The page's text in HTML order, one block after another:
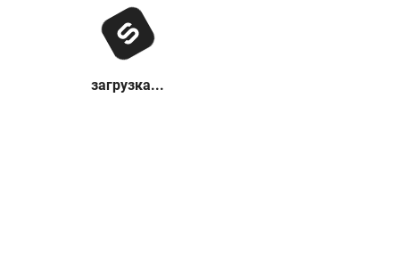
загрузка...